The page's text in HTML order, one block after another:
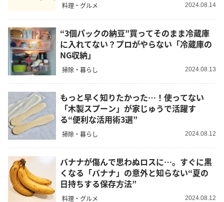
料理・グルメ 2024.08.14
“3個パックの納豆”買ってそのまま冷蔵庫
に入れてない？プロがやらない「冷蔵庫の
NG収納」
掃除・暮らし 2024.08.13
もっと早く知りたかった…！使ってない
「木製スプーン」が家じゅうで活躍す
る“便利な活用術3選”
掃除・暮らし 2024.08.12
バナナが傷んで思わぬロスに…。すぐに黒
くなる「バナナ」の意外と知らない“夏の
日持ちする保存方法”
料理・グルメ 2024.08.12